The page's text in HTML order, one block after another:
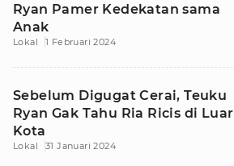
Ryan Pamer Kedekatan sama
Anak
Lokal 1 Februari 2024
Sebelum Digugat Cerai, Teuku
Ryan Gak Tahu Ria Ricis di Luar
Kota
Lokal 31 Januari 2024